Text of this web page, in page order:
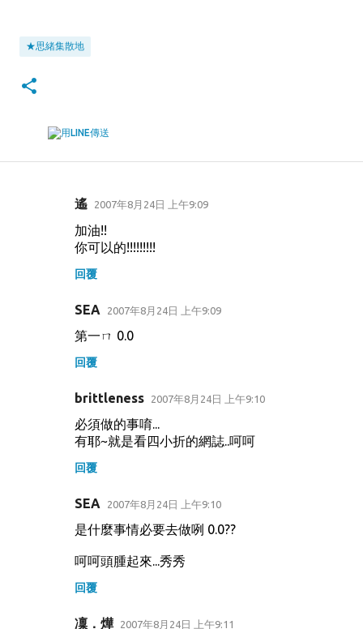
★思緒集散地
遙 2007年8月24日 上午9:09
加油!!
你可以的!!!!!!!!!
回覆
SEA 2007年8月24日 上午9:09
第一ㄇ 0.0
回覆
brittleness 2007年8月24日 上午9:10
必須做的事唷...
有耶~就是看四小折的網誌..呵呵
回覆
SEA 2007年8月24日 上午9:10
是什麼事情必要去做咧 0.0??
呵呵頭腫起來...秀秀
回覆
凜．燁 2007年8月24日 上午9:11